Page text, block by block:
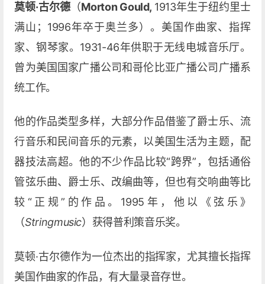
莫顿·古尔德 （Morton Gould, 1913年生于纽约里士
满山；1996年卒于奥兰多）。美国作曲家、指挥
家、钢琴家。1931-46年供职于无线电城音乐厅。
曾为美国国家广播公司和哥伦比亚广播公司广播系
统工作。
他的作品类型多样，大部分作品借鉴了爵士乐、流
行音乐和民间音乐的元素，以美国生活为主题，配
器技法高超。他的不少作品比较“跨界”，包括通俗
管弦乐曲、爵士乐、改编曲等，但也有交响曲等比
较“正规”的作品。1995年，他以《弦乐》
（Stringmusic）获得普利策音乐奖。
莫顿·古尔德作为一位杰出的指挥家，尤其擅长指挥
美国作曲家的作品，有大量录音存世。